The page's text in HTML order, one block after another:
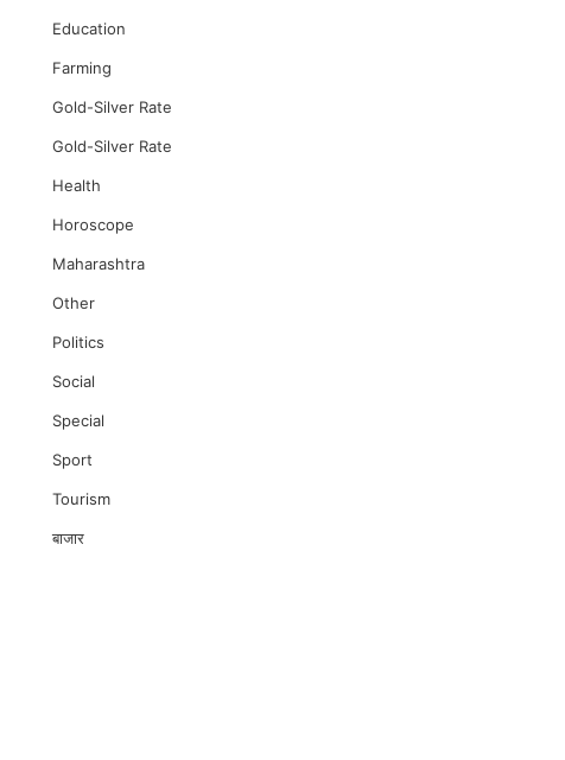
Education
Farming
Gold-Silver Rate
Gold-Silver Rate
Health
Horoscope
Maharashtra
Other
Politics
Social
Special
Sport
Tourism
बाजार